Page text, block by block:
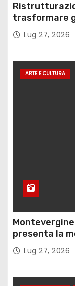
trasformare
Lug 27, 2026
ARTE E CULTURA
presenta la
Adorno
Lug 27, 2026